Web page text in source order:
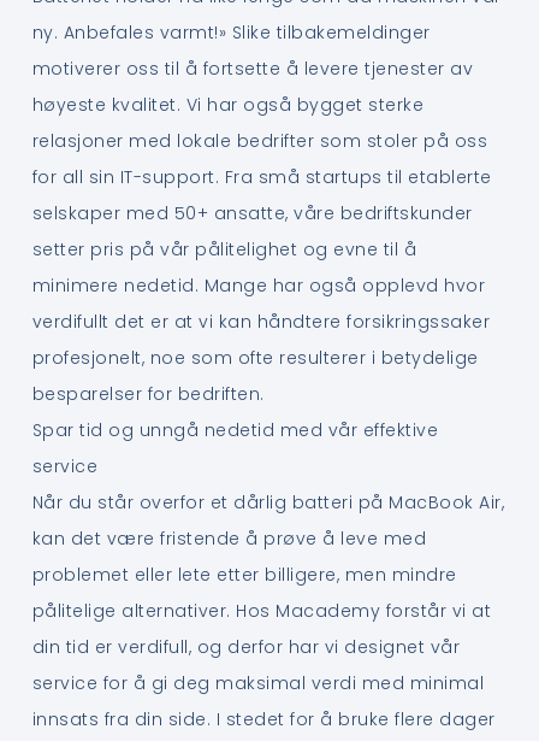
ny. Anbefales varmt!» Slike tilbakemeldinger
motiverer oss til å fortsette å levere tjenester av
høyeste kvalitet. Vi har også bygget sterke
relasjoner med lokale bedrifter som stoler på oss
for all sin IT-support. Fra små startups til etablerte
selskaper med 50+ ansatte, våre bedriftskunder
setter pris på vår pålitelighet og evne til å
minimere nedetid. Mange har også opplevd hvor
verdifullt det er at vi kan håndtere forsikringssaker
profesjonelt, noe som ofte resulterer i betydelige
besparelser for bedriften.
Spar tid og unngå nedetid med vår effektive
service
Når du står overfor et dårlig batteri på MacBook Air,
kan det være fristende å prøve å leve med
problemet eller lete etter billigere, men mindre
pålitelige alternativer. Hos Macademy forstår vi at
din tid er verdifull, og derfor har vi designet vår
service for å gi deg maksimal verdi med minimal
innsats fra din side. I stedet for å bruke flere dager